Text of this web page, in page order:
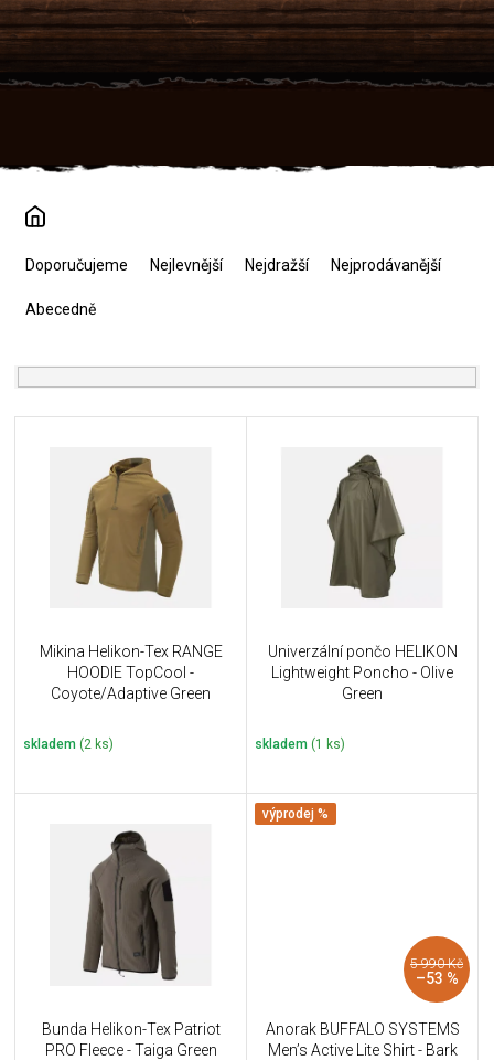
Přejít
na
obsah
p
Doporučujeme Nejlevnější Nejdražší Nejprodávanější
Abecedně
Mikina Helikon-Tex RANGE
HOODIE TopCool -
Coyote/Adaptive Green
skladem (2 ks)
Univerzální pončo HELIKON
Lightweight Poncho - Olive
Green
skladem (1 ks)
Bunda Helikon-Tex Patriot
PRO Fleece - Taiga Green
výprodej %
5 990 Kč
–53 %
Anorak BUFFALO SYSTEMS
Men’s Active Lite Shirt - Bark